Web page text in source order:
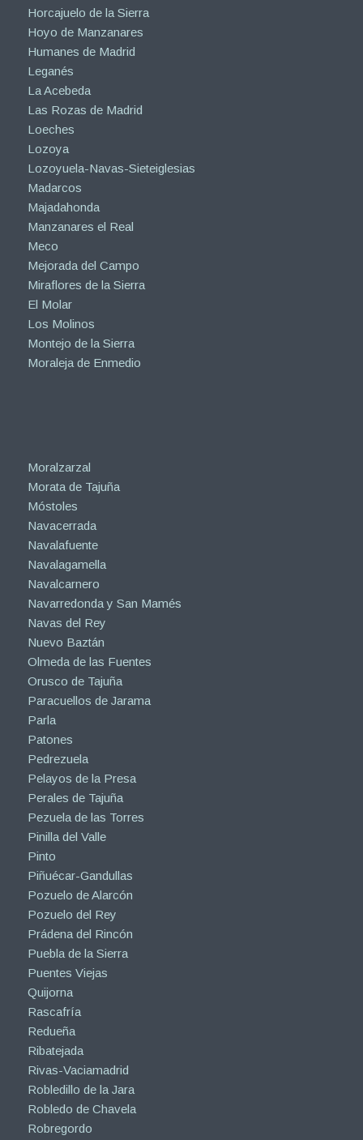
Horcajuelo de la Sierra
Hoyo de Manzanares
Humanes de Madrid
Leganés
La Acebeda
Las Rozas de Madrid
Loeches
Lozoya
Lozoyuela-Navas-Sieteiglesias
Madarcos
Majadahonda
Manzanares el Real
Meco
Mejorada del Campo
Miraflores de la Sierra
El Molar
Los Molinos
Montejo de la Sierra
Moraleja de Enmedio
Moralzarzal
Morata de Tajuña
Móstoles
Navacerrada
Navalafuente
Navalagamella
Navalcarnero
Navarredonda y San Mamés
Navas del Rey
Nuevo Baztán
Olmeda de las Fuentes
Orusco de Tajuña
Paracuellos de Jarama
Parla
Patones
Pedrezuela
Pelayos de la Presa
Perales de Tajuña
Pezuela de las Torres
Pinilla del Valle
Pinto
Piñuécar-Gandullas
Pozuelo de Alarcón
Pozuelo del Rey
Prádena del Rincón
Puebla de la Sierra
Puentes Viejas
Quijorna
Rascafría
Redueña
Ribatejada
Rivas-Vaciamadrid
Robledillo de la Jara
Robledo de Chavela
Robregordo